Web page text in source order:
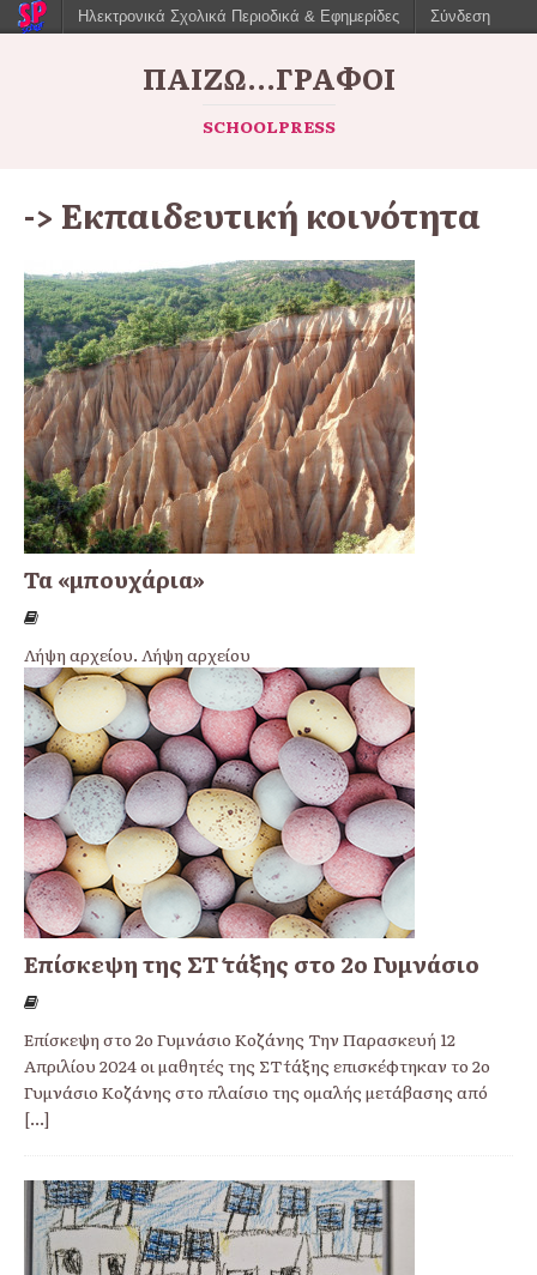
ΠΑΙΖΩ...ΓΡΆΦΟΙ
SCHOOLPRESS
-> Εκπαιδευτική κοινότητα
Τα «μπουχάρια»
Λήψη αρχείου. Λήψη αρχείου
Επίσκεψη της ΣΤ΄ τάξης στο 2ο Γυμνάσιο
Επίσκεψη στο 2ο Γυμνάσιο Κοζάνης Την Παρασκευή 12
Απριλίου 2024 οι μαθητές της ΣΤ΄τάξης επισκέφτηκαν το 2ο
Γυμνάσιο Κοζάνης στο πλαίσιο της ομαλής μετάβασης από
[...]
Ηλεκτρονικά Σχολικά Περιοδικά & Εφημερίδες Σύνδεση